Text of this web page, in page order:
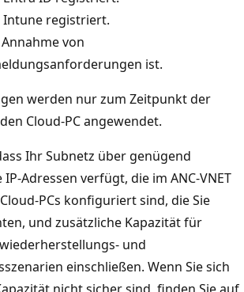
Intune registriert.
von
ist.
werden nur zum Zeitpunkt der
Cloud-PC angewendet.
Ihr Subnetz über genügend
Adressen verfügt, die im ANC-VNET
PCs konfiguriert sind, die Sie
und zusätzliche Kapazität für
und
einschließen. Wenn Sie sich
nicht sicher sind, finden Sie auf